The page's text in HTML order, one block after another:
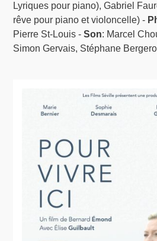
Lyriques pour piano), Gabriel
rêve pour piano et violoncelle) -
Pierre St-Louis -Son: Marcel
Simon Gervais, Stéphane